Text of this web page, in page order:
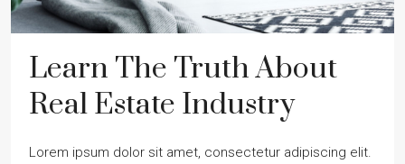
Learn The Truth About
Real Estate Industry
Lorem ipsum dolor sit amet, consectetur adipiscing elit.